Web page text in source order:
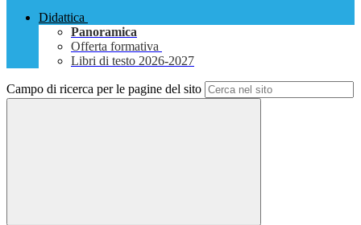
Didattica
Panoramica
Offerta formativa
Libri di testo 2026-2027
Campo di ricerca per le pagine del sito